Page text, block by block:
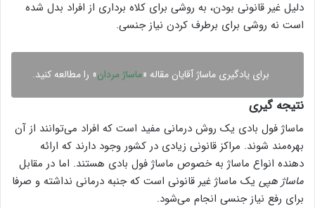
دلیل غیر قانونی بودن، به روشی برای کلاه‌ برداری از افراد بدل شده
است نه روشی برای برطرف کردن نیاز جنسی.
برای یادگیری ماساژ آقایان مقاله «ماساژ مردان» را مطالعه کنید.
نتیجه گیری
ماساژ فول بادی یک روش درمانی مفید است که افراد می‌توانند از آن
بهره‌مند شوند. مراکز قانونی زیادی در کشور وجود دارند که ارائه
دهنده انواع ماساژ به خصوص ماساژ فول بادی هستند. اما در مقابل
ماساژ هپی یک ماساژ غیر قانونی است که جنبه درمانی نداشته و صرفا
برای رفع نیاز جنسی انجام می‌شود.